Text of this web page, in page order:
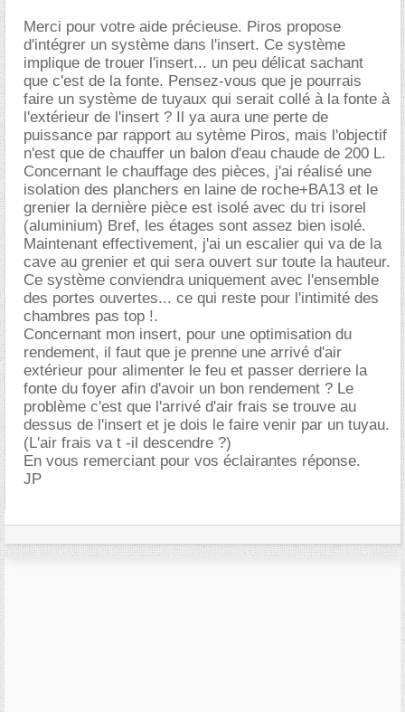
Merci pour votre aide précieuse. Piros propose
d'intégrer un système dans l'insert. Ce système
implique de trouer l'insert... un peu délicat sachant
que c'est de la fonte. Pensez-vous que je pourrais
faire un système de tuyaux qui serait collé à la fonte à
l'extérieur de l'insert ? Il ya aura une perte de
puissance par rapport au sytème Piros, mais l'objectif
n'est que de chauffer un balon d'eau chaude de 200 L.
Concernant le chauffage des pièces, j'ai réalisé une
isolation des planchers en laine de roche+BA13 et le
grenier la dernière pièce est isolé avec du tri isorel
(aluminium) Bref, les étages sont assez bien isolé.
Maintenant effectivement, j'ai un escalier qui va de la
cave au grenier et qui sera ouvert sur toute la hauteur.
Ce système conviendra uniquement avec l'ensemble
des portes ouvertes... ce qui reste pour l'intimité des
chambres pas top !.
Concernant mon insert, pour une optimisation du
rendement, il faut que je prenne une arrivé d'air
extérieur pour alimenter le feu et passer derriere la
fonte du foyer afin d'avoir un bon rendement ? Le
problème c'est que l'arrivé d'air frais se trouve au
dessus de l'insert et je dois le faire venir par un tuyau.
(L'air frais va t -il descendre ?)
En vous remerciant pour vos éclairantes réponse.
JP